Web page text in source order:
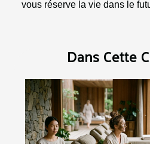
vous réserve la vie dans le
Dans Cette